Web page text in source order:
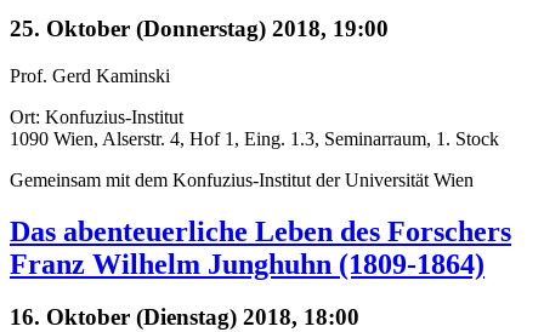
25. Oktober (Donnerstag) 2018, 19:00
Prof. Gerd Kaminski
Ort: Konfuzius-Institut
1090 Wien, Alserstr. 4, Hof 1, Eing. 1.3, Seminarraum, 1. Stock
Gemeinsam mit dem Konfuzius-Institut der Universität Wien
Das abenteuerliche Leben des Forschers
Franz Wilhelm Junghuhn (1809-1864)
16. Oktober (Dienstag) 2018, 18:00